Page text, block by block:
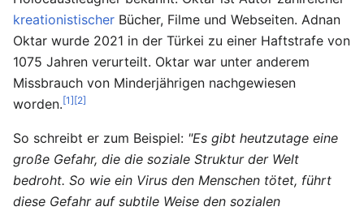
kreationistischer Bücher, Filme und Webseiten. Adnan
Oktar wurde 2021 in der Türkei zu einer Haftstrafe von
1075 Jahren verurteilt. Oktar war unter anderem
Missbrauch von Minderjährigen nachgewiesen
worden.[1][2]
So schreibt er zum Beispiel: "Es gibt heutzutage eine
große Gefahr, die die soziale Struktur der Welt
bedroht. So wie ein Virus den Menschen tötet, führt
diese Gefahr auf subtile Weise den sozialen